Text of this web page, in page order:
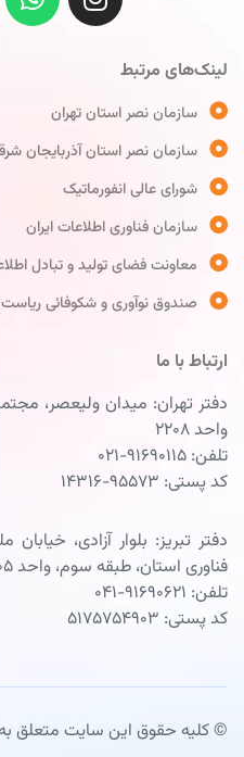
لینک‌های مرتبط
سازمان نصر استان تهران
سازمان نصر استان آذربایجان
شورای عالی انفورماتیک
سازمان فناوری اطلاعات ایران
معاونت فضای تولید و تبادل
صندوق نوآوری و شکوفائی
ارتباط با ما
واحد ۲۲۰۸
تلفن: ۹۱۶۹۰۱۱۵-۰۲۱
کد پستی: ۹۵۵۷۳-۱۴۳۱۶
دفتر تبریز: بلوار آزادی،
فناوری استان، طبقه سوم، واحد ۳۰۵
تلفن: ۹۱۶۹۰۶۲۱-۰۴۱
کد پستی: ۵۱۷۵۷۵۴۹۰۳
© کلیه حقوق این سایت متعلق